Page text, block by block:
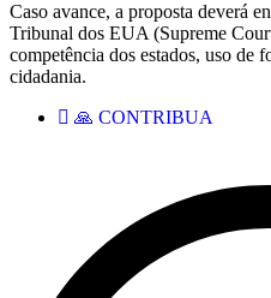
Caso avance, a proposta deverá
Tribunal dos EUA (Supreme
competência dos estados, uso de
cidadania.
🙏 CONTRIBUA